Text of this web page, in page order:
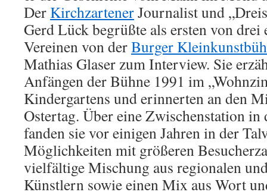
Der KirchzartenerJournalist und
Gerd Lück begrüßte als ersten von
Vereinen von derBurger
Mathias Glaser zum Interview. Sie
Anfängen der Bühne 1991 im
Kindergartens und erinnerten an den
Ostertag. Über eine Zwischenstation
fanden sie vor einigen Jahren in der
Möglichkeiten mit größeren
vielfältige Mischung aus regionalen
Künstlern sowie einen Mix aus Wort